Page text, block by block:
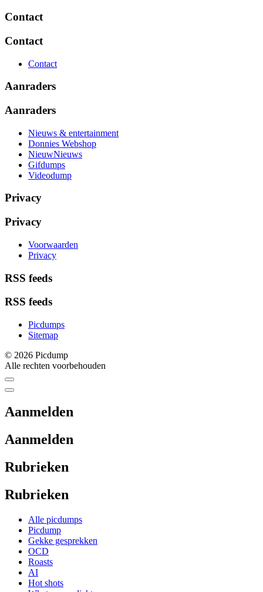
Contact
Contact
Contact
Aanraders
Aanraders
Nieuws & entertainment
Donnies Webshop
NieuwNieuws
Gifdumps
Videodump
Privacy
Privacy
Voorwaarden
Privacy
RSS feeds
RSS feeds
Picdumps
Sitemap
© 2026 Picdump
Alle rechten voorbehouden
Aanmelden
Aanmelden
Rubrieken
Rubrieken
Alle picdumps
Picdump
Gekke gesprekken
OCD
Roasts
AI
Hot shots